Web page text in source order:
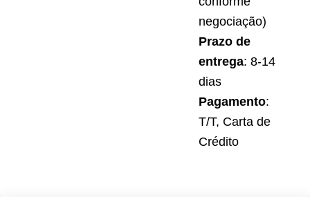
negociação)
Prazo de
entrega: 8-14
dias
Pagamento:
T/T, Carta de
Crédito